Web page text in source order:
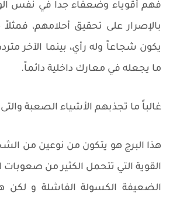
فهم أقوياء وضعفاء جداً في نفس
بالإصرار على تحقيق أحلامهم،
يكون شجاعاً وله رأي، بينما الآخر
ما يجعله في معارك داخلية دائماً.
غالباً ما تجذبهم الأشياء الصعبة
هذا البرج هو يتكون من نوعين من
القوية التي تتحمل الكثير من
الضعيفة الكسولة الفاشلة و